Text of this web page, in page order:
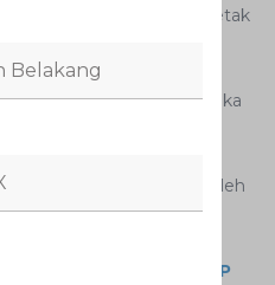
tombol yang terletak
mobil agar konstan di angka
dirasa sudah aman,
pada tombol yang
tahap ini, Anda sudah boleh
gas.
Toyota Baru dengan DP